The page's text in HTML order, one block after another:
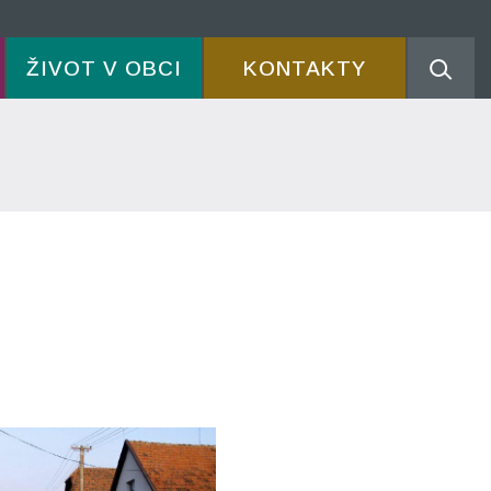
ŽIVOT V OBCI KONTAKTY